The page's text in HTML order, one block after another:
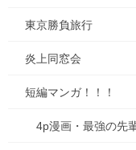
東京勝負旅行
炎上同窓会
短編マンガ！！！
4p漫画・最強の先